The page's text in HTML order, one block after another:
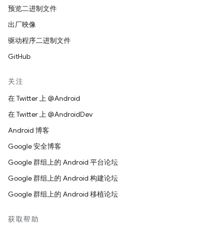
预览二进制文件
出厂映像
驱动程序二进制文件
GitHub
关注
在 Twitter 上 @Android
在 Twitter 上 @AndroidDev
Android 博客
Google 安全博客
Google 群组上的 Android 平台论坛
Google 群组上的 Android 构建论坛
Google 群组上的 Android 移植论坛
获取帮助